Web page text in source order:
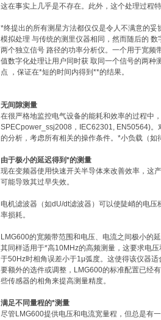
这在事实上几乎是不存在。此外，这个处理过程特
*终提出的所有测星方法都仅仅是令人不满意的妥
模拟处理 与传统的测里仪器相同，然而随后的
两个独立信号 路径的功率分析仪。一个用于宽
值数字化处理让用户同时获 取同一个信号的两
点 ，保证在*短的时间内得到**的结果。
无间隙测量
在很严格地监控电气设备的能耗和效率的过程中
SPECpower_ssj2008，IEC62301, EN50564)。
的分析，考虑所有相关的操作条件。*小负载（如
由于极小的延迟得到*的测量
现在变频器使用快速开关半导体来改善效率，这
可能导致其过早失效。
电机滤波器（如dU/dt滤波器）可以使陡峭的电
率损耗。
LMG600的宽频带范围和电压、电流之间极小的
其同样适用于*高10MHz的高频测量，这要求电
于50Hz时相角误差小于1µ弧度。这使得该仪器
要额外的选件或调整，LMG600的标准配置已经
些传感器的相角来提高测量精度。
满足不同量程的*测量
尽管LMG600提供电压和电流宽量程，但总是有